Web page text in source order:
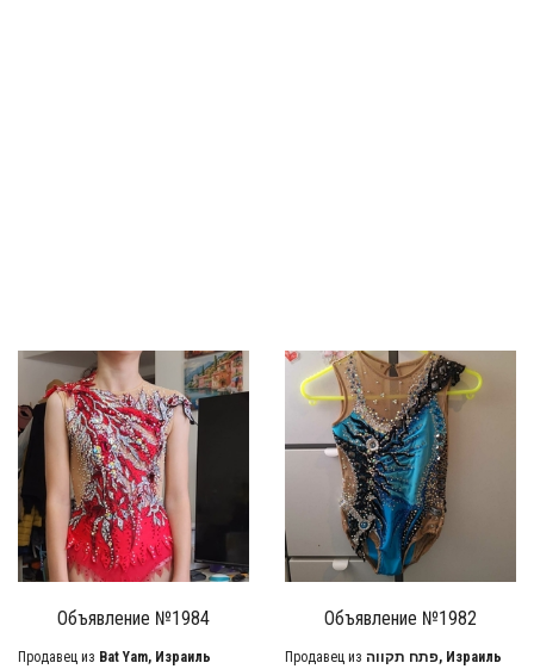
Объявление №1984
Продавец из Bat Yam, Израиль
Объявление №1982
Продавец из
פתח תקווה, Израиль